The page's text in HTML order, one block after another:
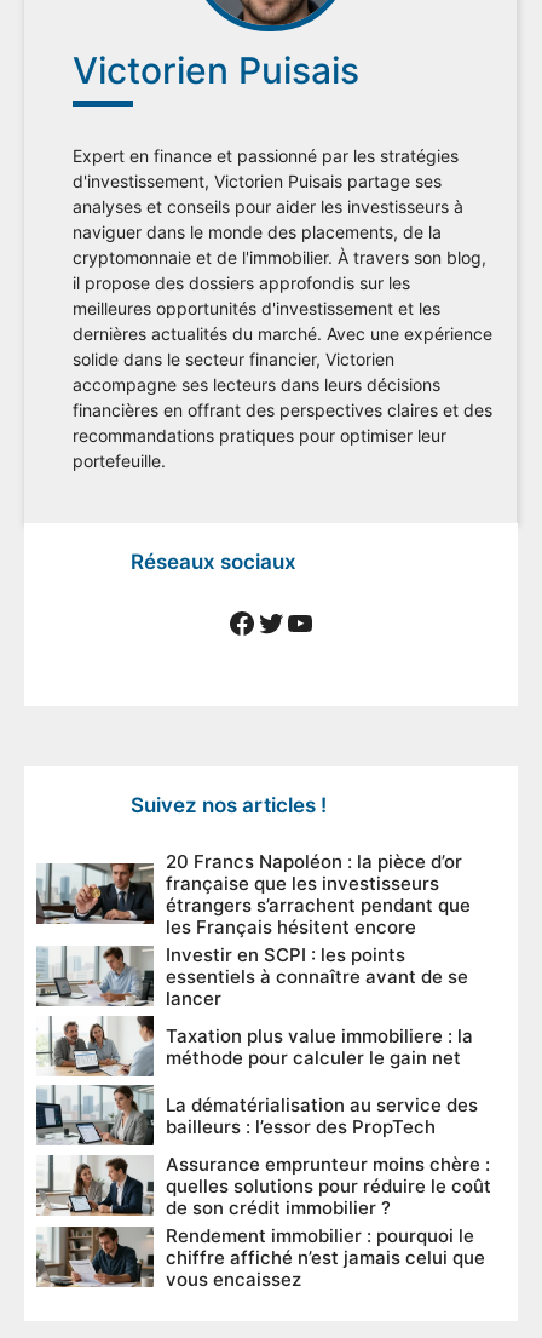
Victorien Puisais
Expert en finance et passionné par les stratégies
d'investissement, Victorien Puisais partage ses
analyses et conseils pour aider les investisseurs à
naviguer dans le monde des placements, de la
cryptomonnaie et de l'immobilier. À travers son blog,
il propose des dossiers approfondis sur les
meilleures opportunités d'investissement et les
dernières actualités du marché. Avec une expérience
solide dans le secteur financier, Victorien
accompagne ses lecteurs dans leurs décisions
financières en offrant des perspectives claires et des
recommandations pratiques pour optimiser leur
portefeuille.
Réseaux sociaux
Facebook
Twitter
YouTube
Suivez nos articles !
20 Francs Napoléon : la pièce d’or
française que les investisseurs
étrangers s’arrachent pendant que
les Français hésitent encore
Investir en SCPI : les points
essentiels à connaître avant de se
lancer
Taxation plus value immobiliere : la
méthode pour calculer le gain net
La dématérialisation au service des
bailleurs : l’essor des PropTech
Assurance emprunteur moins chère :
quelles solutions pour réduire le coût
de son crédit immobilier ?
Rendement immobilier : pourquoi le
chiffre affiché n’est jamais celui que
vous encaissez